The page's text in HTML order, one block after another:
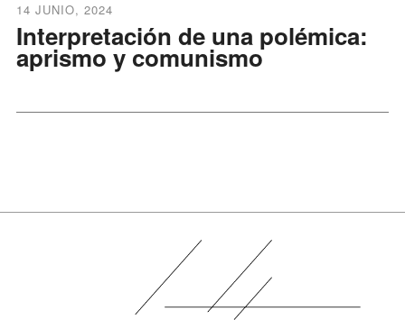
14 JUNIO, 2024
Interpretación de una polémica:
aprismo y comunismo